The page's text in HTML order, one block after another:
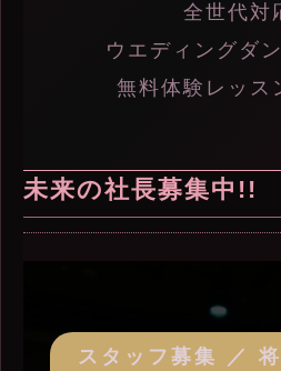
全世代対
ウエディングダ
無料体験レッス
未来の社長募集中!!
スタッフ募集 ／